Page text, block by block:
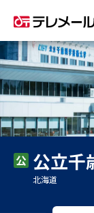
大学・短大の資
大学パンフ
集要項＆願書
公立千
北海道